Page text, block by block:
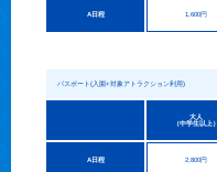
A日程 1,600円
パスポート(入園+対象アトラクション利用)
大人
（中学生以上）
A日程 2,800円